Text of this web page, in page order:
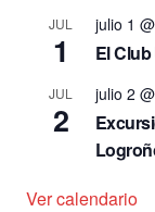
JUL
1
julio 1
El
JUL
2
julio 2
Ver calendario